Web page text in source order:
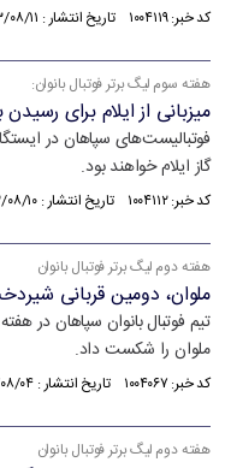
کد خبر: ۱۰۰۴۱۱۹ تاریخ انتشار : ۱۴۰۳/۰۸/۱۱
هفته سوم لیگ برتر فوتبال بانوان:
میزبانی از ایلام برای
فوتبالیست‌های سپاهان در
گاز ایلام خواهند بود.
کد خبر: ۱۰۰۴۱۱۲ تاریخ انتشار : ۱۴۰۳/۰۸/۱۰
هفته دوم لیگ برتر فوتبال بانوان
ملوان، دومین قربانی
ملوان را شکست داد.
کد خبر: ۱۰۰۴۰۶۷ تاریخ انتشار : ۱۴۰۳/۰۸/۰۴
هفته دوم لیگ برتر فوتبال بانوان